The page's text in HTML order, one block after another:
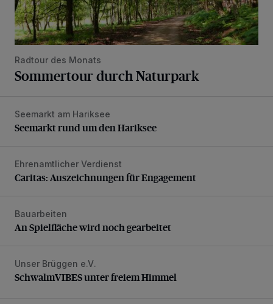
Radtour des Monats
Sommertour durch Naturpark
Seemarkt rund um den Hariksee
Seemarkt am Hariksee
Seemarkt rund um den Hariksee
Caritas: Auszeichnungen für Engagement
Ehrenamtlicher Verdienst
Caritas: Auszeichnungen für Engagement
An Spielfläche wird noch gearbeitet
Bauarbeiten
An Spielfläche wird noch gearbeitet
SchwalmVIBES unter freiem Himmel
Unser Brüggen e.V.
SchwalmVIBES unter freiem Himmel